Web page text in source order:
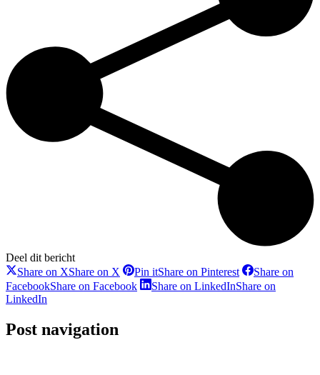
Deel dit bericht
Share on XShare on X Pin itShare on Pinterest
Share on
FacebookShare on Facebook Share on LinkedInShare on
LinkedIn
Post navigation